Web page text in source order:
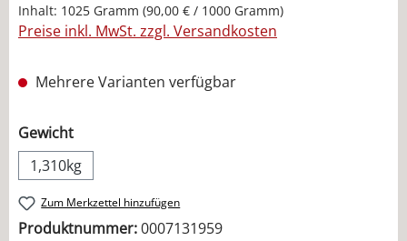
Inhalt: 1025 Gramm (90,00 € / 1000 Gramm)
Preise inkl. MwSt. zzgl. Versandkosten
Mehrere Varianten verfügbar
Gewichtauswählen
1,310kg
Zum Merkzettel hinzufügen
Produktnummer:0007131959